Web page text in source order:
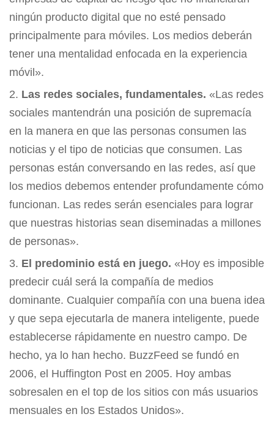
ningún producto digital que no esté pensado
principalmente para móviles. Los medios deberán
tener una mentalidad enfocada en la experiencia
móvil».
Las redes sociales, fundamentales. «Las redes
sociales mantendrán una posición de supremacía
en la manera en que las personas consumen las
noticias y el tipo de noticias que consumen. Las
personas están conversando en las redes, así que
los medios debemos entender profundamente cómo
funcionan. Las redes serán esenciales para lograr
que nuestras historias sean diseminadas a millones
de personas».
El predominio está en juego. «Hoy es imposible
predecir cuál será la compañía de medios
dominante. Cualquier compañía con una buena idea
y que sepa ejecutarla de manera inteligente, puede
establecerse rápidamente en nuestro campo. De
hecho, ya lo han hecho. BuzzFeed se fundó en
2006, el Huffington Post en 2005. Hoy ambas
sobresalen en el top de los sitios con más usuarios
mensuales en los Estados Unidos».